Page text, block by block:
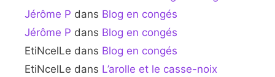
Jérôme P dans Blog en congés
Jérôme P dans Blog en congés
EtiNcelLe dans Blog en congés
EtiNcelLe dans L’arolle et le casse-noix